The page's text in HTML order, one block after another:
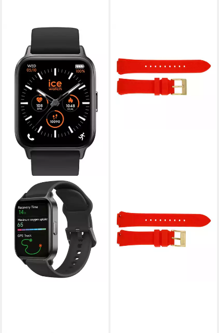
Ersatzuhrband Boliday Red,
Silikon 023985 (kein Set, 1-
tlg., kein Set)
24,00 €